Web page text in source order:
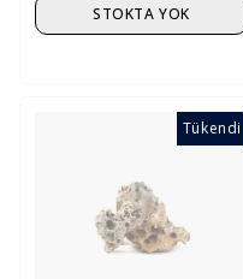
STOKTA YOK
Tükendi